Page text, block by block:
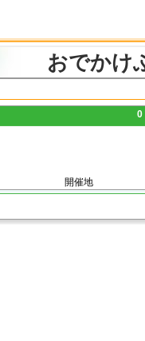
おでかけ
0
開催地